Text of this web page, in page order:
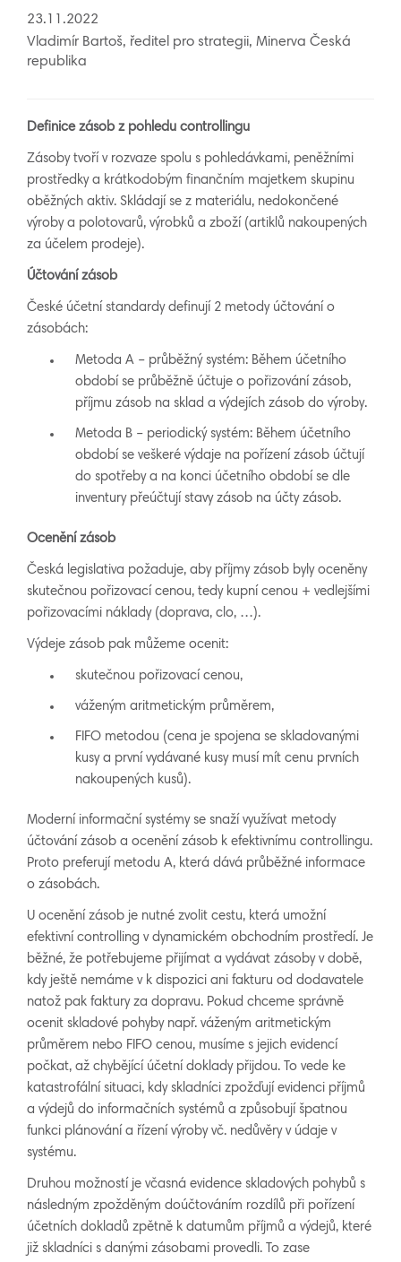
23.11.2022
Vladimír Bartoš, ředitel pro strategii, Minerva Česká
republika
Definice zásob z pohledu controllingu
Zásoby tvoří v rozvaze spolu s pohledávkami, peněžními
prostředky a krátkodobým finančním majetkem skupinu
oběžných aktiv. Skládají se z materiálu, nedokončené
výroby a polotovarů, výrobků a zboží (artiklů nakoupených
za účelem prodeje).
Účtování zásob
České účetní standardy definují 2 metody účtování o
zásobách:
Metoda A – průběžný systém: Během účetního
období se průběžně účtuje o pořizování zásob,
příjmu zásob na sklad a výdejích zásob do výroby.
Metoda B – periodický systém: Během účetního
období se veškeré výdaje na pořízení zásob účtují
do spotřeby a na konci účetního období se dle
inventury přeúčtují stavy zásob na účty zásob.
Ocenění zásob
Česká legislativa požaduje, aby příjmy zásob byly oceněny
skutečnou pořizovací cenou, tedy kupní cenou + vedlejšími
pořizovacími náklady (doprava, clo, …).
Výdeje zásob pak můžeme ocenit:
skutečnou pořizovací cenou,
váženým aritmetickým průměrem,
FIFO metodou (cena je spojena se skladovanými
kusy a první vydávané kusy musí mít cenu prvních
nakoupených kusů).
Moderní informační systémy se snaží využívat metody
účtování zásob a ocenění zásob k efektivnímu controllingu.
Proto preferují metodu A, která dává průběžné informace
o zásobách.
U ocenění zásob je nutné zvolit cestu, která umožní
efektivní controlling v dynamickém obchodním prostředí. Je
běžné, že potřebujeme přijímat a vydávat zásoby v době,
kdy ještě nemáme v k dispozici ani fakturu od dodavatele
natož pak faktury za dopravu. Pokud chceme správně
ocenit skladové pohyby např. váženým aritmetickým
průměrem nebo FIFO cenou, musíme s jejich evidencí
počkat, až chybějící účetní doklady přijdou. To vede ke
katastrofální situaci, kdy skladníci zpožďují evidenci příjmů
a výdejů do informačních systémů a způsobují špatnou
funkci plánování a řízení výroby vč. nedůvěry v údaje v
systému.
Druhou možností je včasná evidence skladových pohybů s
následným zpožděným doúčtováním rozdílů při pořízení
účetních dokladů zpětně k datumům příjmů a výdejů, které
již skladníci s danými zásobami provedli. To zase